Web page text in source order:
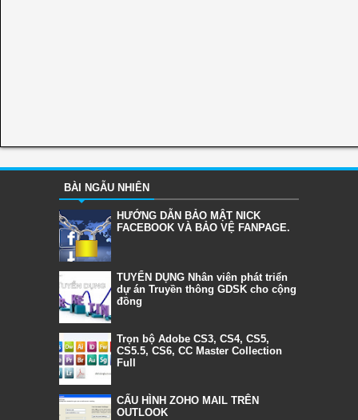
BÀI NGẪU NHIÊN
HƯỚNG DẪN BẢO MẬT NICK
FACEBOOK VÀ BẢO VỆ FANPAGE.
TUYỂN DỤNG Nhân viên phát triển
dự án Truyền thông GDSK cho cộng
đồng
Trọn bộ Adobe CS3, CS4, CS5,
CS5.5, CS6, CC Master Collection
Full
CẤU HÌNH ZOHO MAIL TRÊN
OUTLOOK